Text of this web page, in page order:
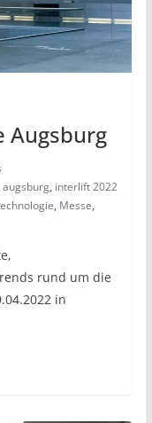
Augsburg
augsburg, interlift 2022
, Messe,
rund um die
in